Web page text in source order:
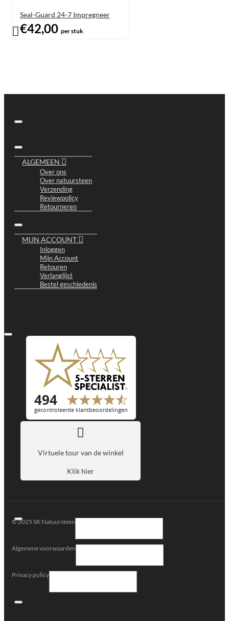
Seal-Guard 24-7 Impregneer
€42,00 per stuk
ALGEMEEN
Over ons
Over natuursteen
Verzending
Reviewpolicy
Retourneren
MIJN ACCOUNT
Inloggen
Mijn Account
Retouren
Verlanglijst
Bestel geschiedenis
Virtuele tour van de winkel
Klik hier
© 2025 SK Natuursteen
Algemene voorwaarden
Privacy policy